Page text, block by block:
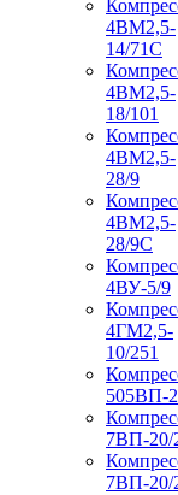
4ВМ2,5-
14/71C
4ВМ2,5-
18/101
4ВМ2,5-
28/9
4ВМ2,5-
28/9С
4ВУ-5/9
4ГМ2,5-
10/251
505ВП-
7ВП-20/
7ВП-20/